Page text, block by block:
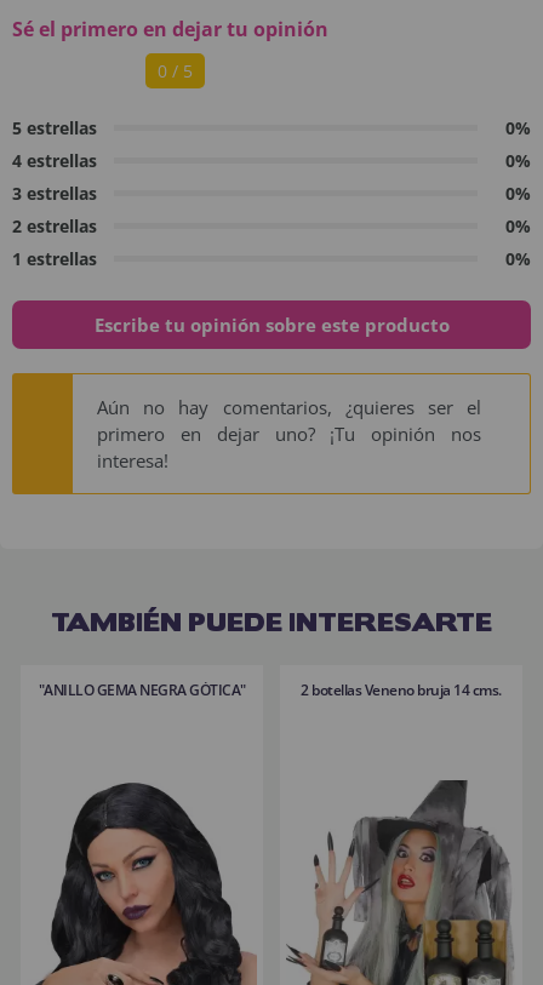
Sé el primero en dejar tu opinión
0 / 5
5 estrellas
0%
4 estrellas
0%
3 estrellas
0%
2 estrellas
0%
1 estrellas
0%
Escribe tu opinión sobre este producto
Aún no hay comentarios, ¿quieres ser el
primero en dejar uno? ¡Tu opinión nos
interesa!
TAMBIÉN PUEDE INTERESARTE
"ANILLO GEMA NEGRA GÓTICA" 2 botellas Veneno bruja 14 cms.